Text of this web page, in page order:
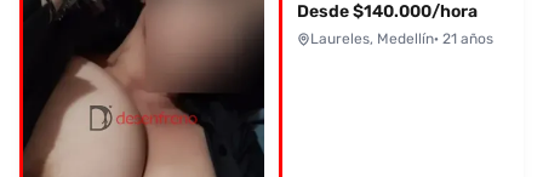
Desde $140.000/hora
Laureles, Medellín· 21 años